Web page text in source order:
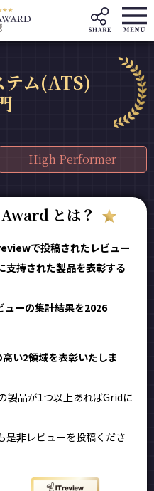
テム(ATS)
High Performer
とは？
で投稿されたレビュー
支持された製品を表彰する
ューの集計結果を2026
い2領域を表彰いたしま
製品が1つ以上あればGridに
非レビューを投稿くださ